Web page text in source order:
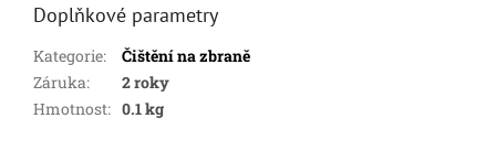
Doplňkové parametry
Kategorie:
Čištění na zbraně
Záruka:
2 roky
Hmotnost: 0.1 kg